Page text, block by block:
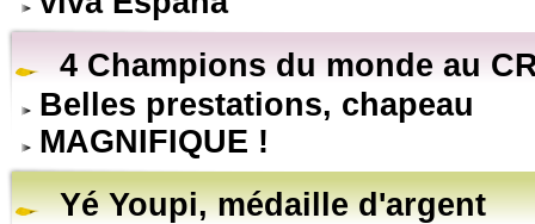
4 Champions du monde au
Belles prestations, chapeau
MAGNIFIQUE !
Yé Youpi, médaille d'argent